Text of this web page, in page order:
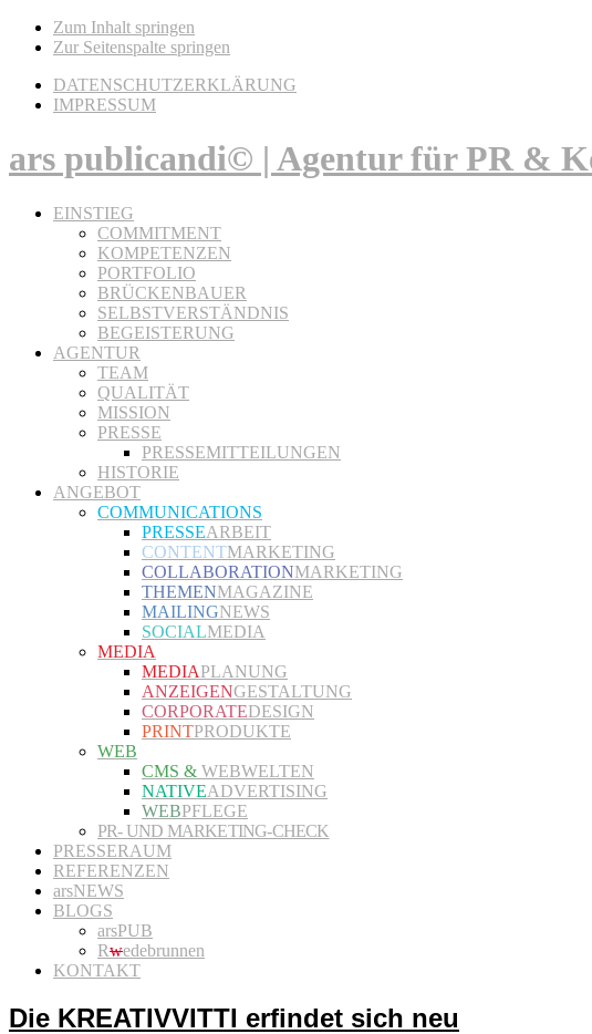
Zum Inhalt springen
Zur Seitenspalte springen
DATENSCHUTZERKLÄRUNG
IMPRESSUM
ars publicandi© | Agentur für PR &
EINSTIEG
COMMITMENT
KOMPETENZEN
PORTFOLIO
BRÜCKENBAUER
SELBSTVERSTÄNDNIS
BEGEISTERUNG
AGENTUR
TEAM
QUALITÄT
MISSION
PRESSE
PRESSEMITTEILUNGEN
HISTORIE
ANGEBOT
COMMUNICATIONS
PRESSEARBEIT
CONTENTMARKETING
COLLABORATIONMARKETING
THEMENMAGAZINE
MAILINGNEWS
SOCIALMEDIA
MEDIA
MEDIAPLANUNG
ANZEIGENGESTALTUNG
CORPORATEDESIGN
PRINTPRODUKTE
WEB
CMS & WEBWELTEN
NATIVEADVERTISING
WEBPFLEGE
PR- UND MARKETING-CHECK
PRESSERAUM
REFERENZEN
arsNEWS
BLOGS
arsPUB
Rwedebrunnen
KONTAKT
Die KREATIVVITTI erfindet sich neu